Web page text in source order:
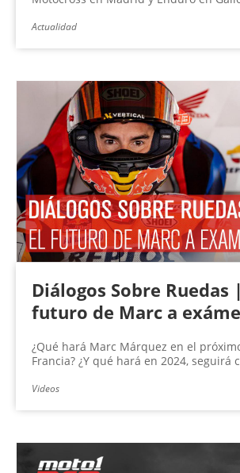
Actualidad
Diálogos Sobre Ruedas
futuro de Marc a
¿Qué hará Marc Márquez en el
Francia? ¿Y qué hará en 2024, seguirá
Videos